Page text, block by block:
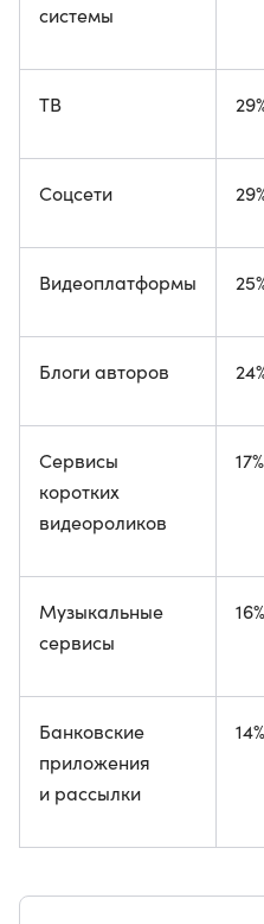
системы
ТВ
Соцсети
Видеоплатформы
Блоги авторов
Сервисы
коротких
видеороликов
17%
Музыкальные
сервисы
16%
Банковские
приложения
и рассылки
14%